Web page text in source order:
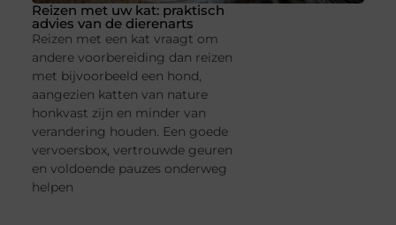
Reizen met uw kat: praktisch
advies van de dierenarts
Reizen met een kat vraagt om
andere voorbereiding dan reizen
met bijvoorbeeld een hond,
aangezien katten van nature
honkvast zijn en minder van
verandering houden. Een goede
vervoersbox, vertrouwde geuren
en voldoende pauzes onderweg
helpen